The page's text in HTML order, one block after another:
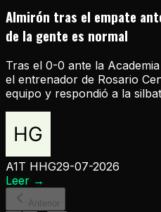
Almirón tras el empate
de la gente es normal
Tras el 0-0 ante la
el entrenador de Rosario
equipo y respondió a la
A1T HHG29-07-2026
Leer →
Anterior